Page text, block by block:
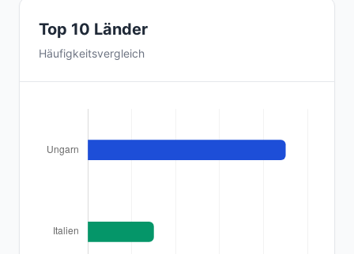
Top 10 Länder
Häufigkeitsvergleich